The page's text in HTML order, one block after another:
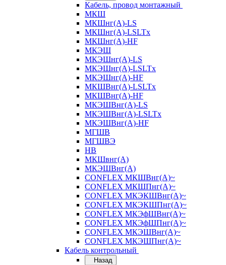
Кабель, провод монтажный
МКШ
МКШнг(А)-LS
МКШнг(А)-LSLTx
МКШнг(А)-HF
МКЭШ
МКЭШнг(А)-LS
МКЭШнг(А)-LSLTx
МКЭШнг(А)-HF
МКШВнг(A)-LSLTx
МКШВнг(А)-HF
МКЭШВнг(А)-LS
МКЭШВнг(A)-LSLTx
МКЭШВнг(А)-HF
МГШВ
МГШВЭ
НВ
МКШвнг(А)
МКЭШВнг(А)
CONFLEX МКШВнг(А)~
CONFLEX МКШПнг(А)~
CONFLEX МКЭКШВнг(А)~
CONFLEX МКЭКШПнг(А)~
CONFLEX МКЭфШВнг(А)~
CONFLEX МКЭфШПнг(А)~
CONFLEX МКЭШВнг(А)~
CONFLEX МКЭШПнг(А)~
Кабель контрольный
Назад